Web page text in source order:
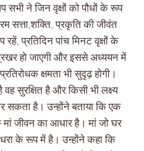
ने जिन वृक्षों को पौधों के रूप
सत्ता,शक्ति, प्रकृति की जीवंत
प्रतिदिन पांच मिनट वृक्षों के
हो जाएगी और इससे अध्ययन में
क्षमता भी सुदृढ़ होगी।
सुरक्षित है और किसी भी लक्ष्य
सकता है। उन्होंने बताया कि एक
मां जीवन का आधार है। मां जो घर
के रूप में है। उन्होंने कहा कि